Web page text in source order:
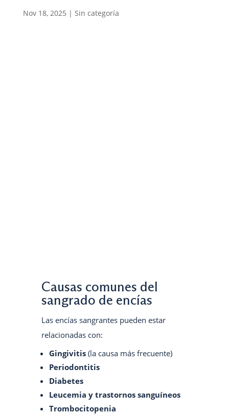
Nov 18, 2025 | Sin categoría
Causas comunes del
sangrado de encías
Las encías sangrantes pueden estar
relacionadas con:
Gingivitis(la causa más frecuente)
Periodontitis
Diabetes
Leucemia y trastornos sanguíneos
Trombocitopenia